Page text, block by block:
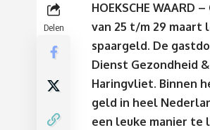
Delen
HOEKSCHE
van 25 t/m 29 maart
spaargeld. De
Dienst Gezondheid
Haringvliet. Binnen
geld in heel
een leuke manier te